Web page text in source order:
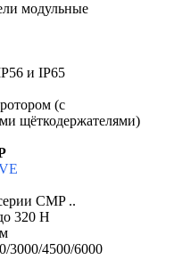
модульные
и IP65
(с
щёткодержателями)
CMP ..
320 Н
3000/4500/6000